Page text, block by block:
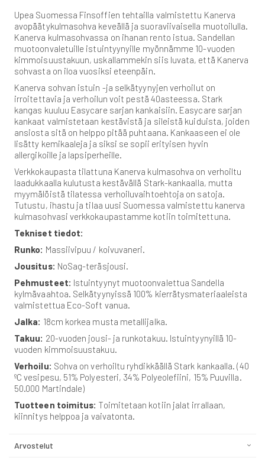
Upea Suomessa Finsoffien tehtailla valmistettu Kanerva
avopäätykulmasohva keveällä ja suoraviivaisella muotoilulla.
Kanerva kulmasohvassa on ihanan rento istua. Sandellan
muotoonvaletuille istuintyynyille myönnämme 10-vuoden
kimmoisuustakuun, uskallammekin siis luvata, että Kanerva
sohvasta on iloa vuosiksi eteenpäin.
Kanerva sohvan istuin -ja selkätyynyjen verhoilut on
irroitettavia ja verhoilun voit pestä 40asteessa. Stark
kangas kuuluu Easycare sarjan kankaisiin. Easycare sarjan
kankaat valmistetaan kestävistä ja sileistä kuiduista, joiden
ansiosta sitä on helppo pitää puhtaana. Kankaaseen ei ole
lisätty kemikaaleja ja siksi se sopii erityisen hyvin
allergikoille ja lapsiperheille.
Verkkokaupasta tilattuna Kanerva kulmasohva on verhoiltu
laadukkaalla kulutusta kestävällä Stark-kankaalla, mutta
myymälöistä tilatessa verhoiluvaihtoehtoja on satoja.
Tutustu, ihastu ja tilaa uusi Suomessa valmistettu kanerva
kulmasohvasi verkkokaupastamme kotiin toimitettuna.
Tekniset tiedot:
Runko: Massiivipuu / koivuvaneri.
Jousitus: NoSag-teräsjousi.
Pehmusteet: Istuintyynyt muotoonvalettua Sandella
kylmävaahtoa. Selkätyynyissä 100% kierrätysmateriaaleista
valmistettua Eco-Soft vanua.
Jalka: 18cm korkea musta metallijalka.
Takuu: 20-vuoden jousi- ja runkotakuu. Istuintyynyillä 10-
vuoden kimmoisuustakuu.
Verhoilu: Sohva on verhoiltu ryhdikkäällä Stark kankaalla. (40
ºC vesipesu, 51% Polyesteri, 34% Polyeolefiini, 15% Puuvilla.
50.000 Martindale)
Tuotteen toimitus: Toimitetaan kotiin jalat irrallaan,
kiinnitys helppoa ja vaivatonta.
Arvostelut